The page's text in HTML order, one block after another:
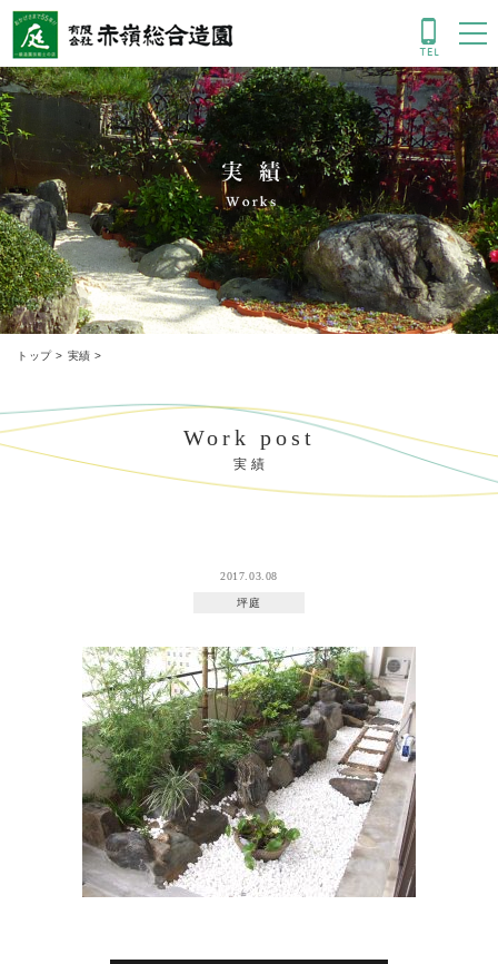
実績
トップ> 実績 >
Work post
実 績
2017.03.08
坪庭